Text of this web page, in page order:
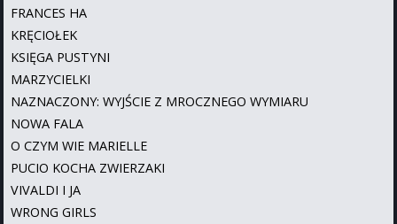
FRANCES HA
KRĘCIOŁEK
KSIĘGA PUSTYNI
MARZYCIELKI
NAZNACZONY: WYJŚCIE Z MROCZNEGO WYMIARU
NOWA FALA
O CZYM WIE MARIELLE
PUCIO KOCHA ZWIERZAKI
VIVALDI I JA
WRONG GIRLS